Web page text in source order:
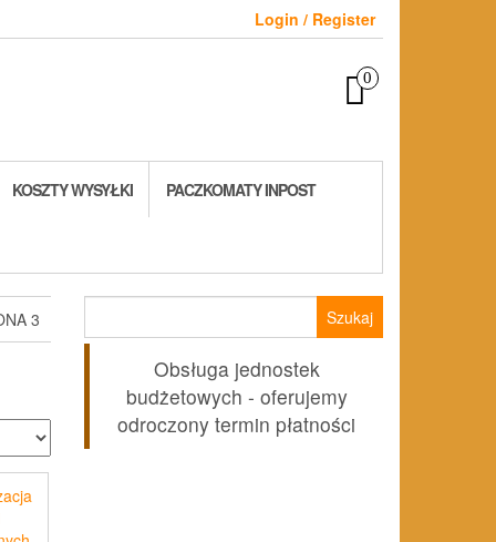
Login / Register
0
KOSZTY WYSYŁKI PACZKOMATY INPOST
3
Obsługa jednostek
budżetowych - oferujemy
odroczony termin płatności